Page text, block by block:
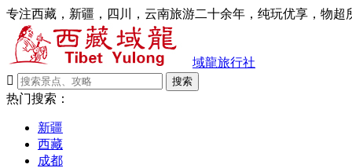
专注西藏，新疆，四川，云南旅游二十余年，纯玩优享，物超
域龍旅行社

搜索
热门搜索：
新疆
西藏
成都